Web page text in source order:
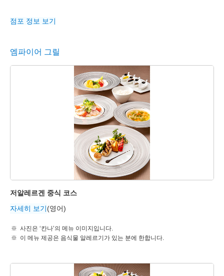
점포 정보 보기
엠파이어 그릴
저알레르겐 중식 코스
자세히 보기(영어)
사진은 ‘칸나’의 메뉴 이미지입니다.
이 메뉴 제공은 음식물 알레르기가 있는 분에 한합니다.